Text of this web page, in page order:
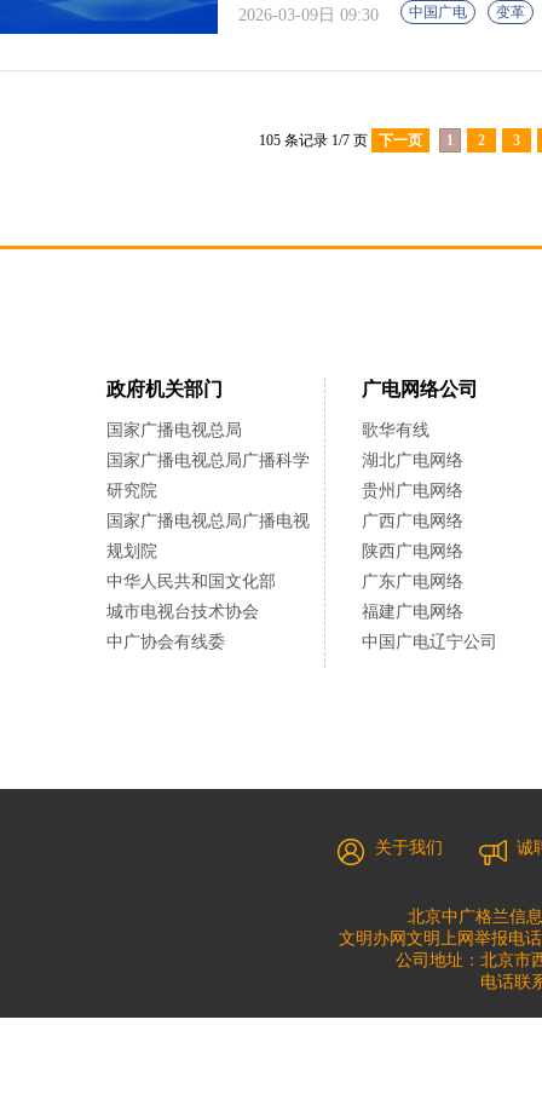
2026-03-09日 09:30 中国广电 变革
105 条记录 1/7 页 下一页 1 2 3
政府机关部门
国家广播电视总局
国家广播电视总局广播科学
研究院
国家广播电视总局广播电视
规划院
中华人民共和国文化部
城市电视台技术协会
中广协会有线委
广电网络公司
歌华有线
湖北广电网络
贵州广电网络
广西广电网络
陕西广电网络
广东广电网络
福建广电网络
中国广电辽宁公司
关于我们 诚
北京中广格兰信
文明办网文明上网举报电
公司地址：北京市
电话联